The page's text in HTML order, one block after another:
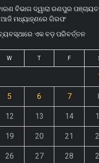
ବିଭାଗ ଦ୍ୱାରା ରଣପୁର
ଆଜି ମଧ୍ୟାହ୍‌ଣରେ ଗିରଫ
ଏକ ବଡ଼ ପରିବର୍ତ୍ତନ
W T F
5 6 7
12 13 14
19 20 21
26 27 28